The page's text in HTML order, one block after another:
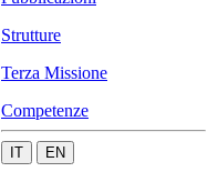
Strutture
Terza Missione
Competenze
IT EN